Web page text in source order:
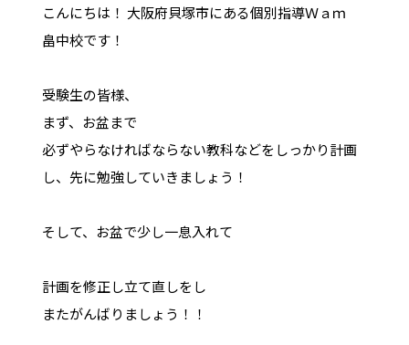
こんにちは！ 大阪府貝塚市にある個別指導Ｗａｍ
畠中校です！
受験生の皆様、
まず、お盆まで
必ずやらなければならない教科などをしっかり計画
し、先に勉強していきましょう！
そして、お盆で少し一息入れて
計画を修正し立て直しをし
またがんばりましょう！！